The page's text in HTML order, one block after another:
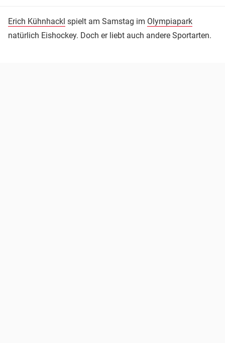
Erich Kühnhackl spielt am Samstag im Olympiapark
natürlich Eishockey. Doch er liebt auch andere Sportarten.